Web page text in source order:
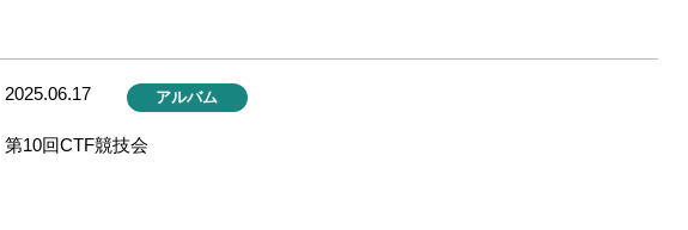
2025.06.17 アルバム
第10回CTF競技会